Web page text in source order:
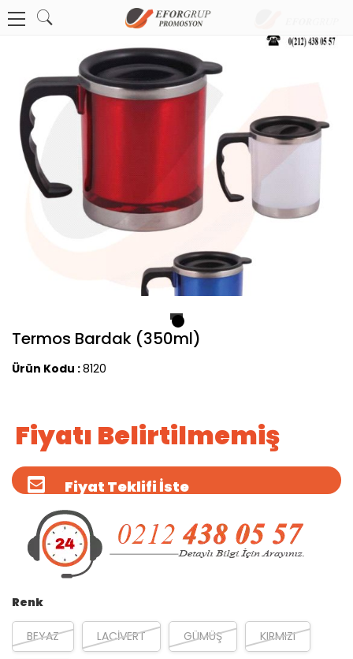
Termos Bardak (350ml)
Ürün Kodu :8120
Fiyatı Belirtilmemiş
Fiyat Teklifi İste
Renk
BEYAZ LACİVERT GÜMÜŞ KIRMIZI